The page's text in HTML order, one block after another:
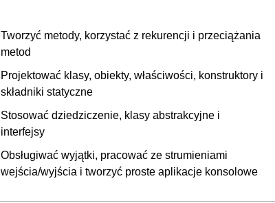
Tworzyć metody, korzystać z rekurencji i przeciążania
metod
Projektować klasy, obiekty, właściwości, konstruktory i
składniki statyczne
Stosować dziedziczenie, klasy abstrakcyjne i
interfejsy
Obsługiwać wyjątki, pracować ze strumieniami
wejścia/wyjścia i tworzyć proste aplikacje konsolowe